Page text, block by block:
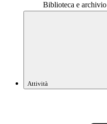
Biblioteca e archivio
Attività